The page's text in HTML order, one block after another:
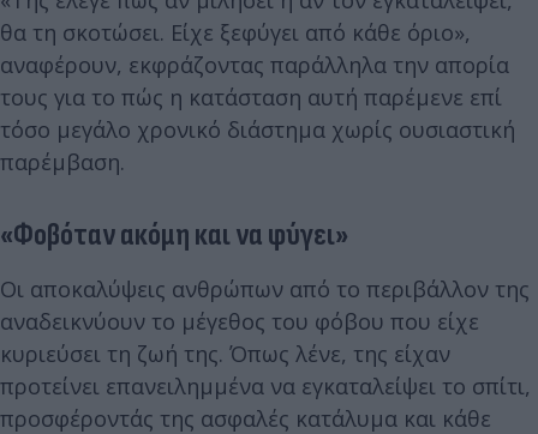
θα τη σκοτώσει. Είχε ξεφύγει από κάθε όριο»,
αναφέρουν, εκφράζοντας παράλληλα την απορία
τους για το πώς η κατάσταση αυτή παρέμενε επί
τόσο μεγάλο χρονικό διάστημα χωρίς ουσιαστική
παρέμβαση.
«Φοβόταν ακόμη και να φύγει»
Οι αποκαλύψεις ανθρώπων από το περιβάλλον της
αναδεικνύουν το μέγεθος του φόβου που είχε
κυριεύσει τη ζωή της. Όπως λένε, της είχαν
προτείνει επανειλημμένα να εγκαταλείψει το σπίτι,
προσφέροντάς της ασφαλές κατάλυμα και κάθε